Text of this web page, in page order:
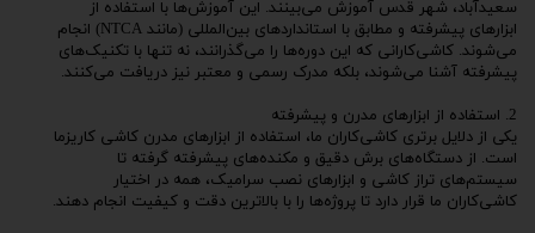
سعیدآباد، شهر قدس آموزش می‌بینند. این آموزش‌ها با استفاده از
ابزارهای پیشرفته و مطابق با استانداردهای بین‌المللی (مانند NTCA) انجام
می‌شوند. کاشی‌کارانی که این دوره‌ها را می‌گذرانند، نه تنها با تکنیک‌های
پیشرفته آشنا می‌شوند، بلکه مدرک رسمی و معتبر نیز دریافت می‌کنند.
2. استفاده از ابزارهای مدرن و پیشرفته
یکی از دلایل برتری کاشی‌کاران ما، استفاده از ابزارهای مدرن کاشی کاریزما
است. از دستگاه‌های برش دقیق و مکنده‌های پیشرفته گرفته تا
سیستم‌های تراز کاشی و ابزارهای نصب سرامیک، همه در اختیار
کاشی‌کاران ما قرار دارد تا پروژه‌ها را با بالاترین دقت و کیفیت انجام دهند.